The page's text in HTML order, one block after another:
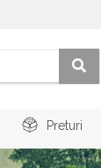
Preturi